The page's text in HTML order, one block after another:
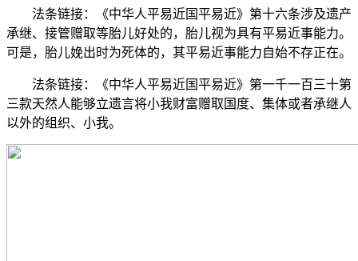
法条链接：《中华人平易近国平易近》第十六条涉及遗产
承继、接管赠取等胎儿好处的，胎儿视为具有平易近事能力。
可是，胎儿娩出时为死体的，其平易近事能力自始不存正在。
法条链接：《中华人平易近国平易近》第一千一百三十第
三款天然人能够立遗言将小我财富赠取国度、集体或者承继人
以外的组织、小我。